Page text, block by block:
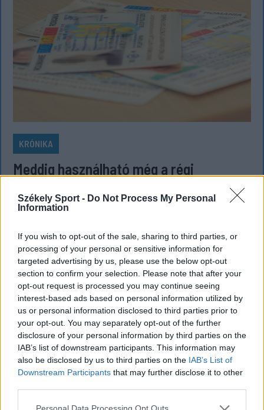
Székely Sport - Do Not Process My Personal
Information
If you wish to opt-out of the sale, sharing to third parties, or
processing of your personal or sensitive information for
targeted advertising by us, please use the below opt-out
section to confirm your selection. Please note that after your
opt-out request is processed you may continue seeing
interest-based ads based on personal information utilized by
us or personal information disclosed to third parties prior to
your opt-out. You may separately opt-out of the further
disclosure of your personal information by third parties on the
IAB’s list of downstream participants. This information may
also be disclosed by us to third parties on the IAB’s List of
Downstream Participants that may further disclose it to other
Personal Data Processing Opt Outs
KRÓNIKA
Meddig használható még a régi
Sok román állampolgár még mindig az 1997-es
azonban ezt fokozatosan kivonják a forgalomból,
amint az új elektronikus és egyszerű személyi
igazolványok országszerte elérhetővé válnak.